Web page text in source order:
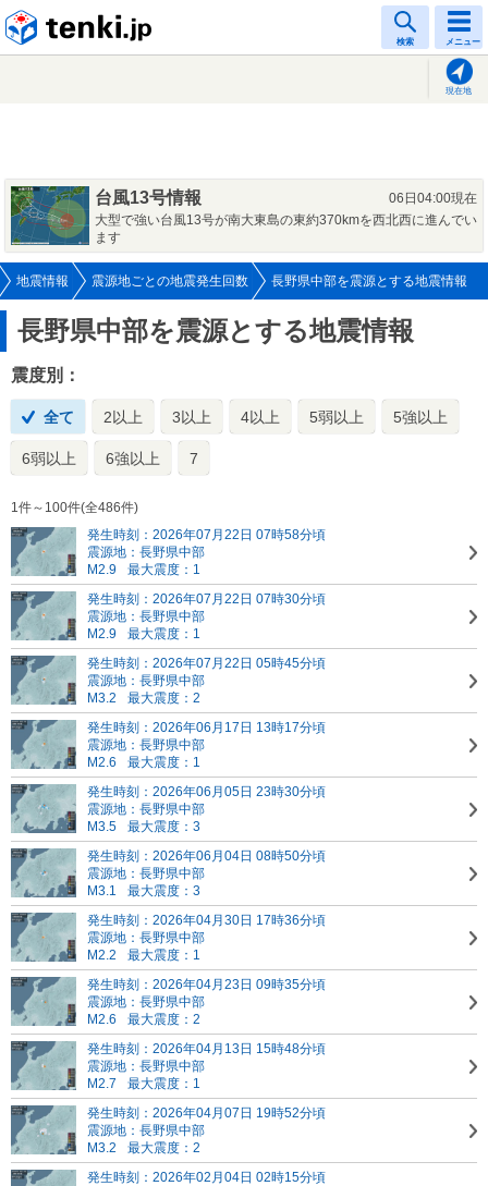
検索 メニュー
現在地
台風13号情報
06日04:00現在
大型で強い台風13号が南大東島の東約370kmを西北西に進んでい
ます
地震情報 震源地ごとの地震発生回数 長野県中部を震源とする地震情報
長野県中部を震源とする地震情報
震度別：
全て 2以上 3以上 4以上 5弱以上 5強以上
6弱以上 6強以上 7
1件～100件(全486件)
発生時刻：2026年07月22日 07時58分頃
震源地：長野県中部
M2.9
最大震度：1
発生時刻：2026年07月22日 07時30分頃
震源地：長野県中部
M2.9
最大震度：1
発生時刻：2026年07月22日 05時45分頃
震源地：長野県中部
M3.2
最大震度：2
発生時刻：2026年06月17日 13時17分頃
震源地：長野県中部
M2.6
最大震度：1
発生時刻：2026年06月05日 23時30分頃
震源地：長野県中部
M3.5
最大震度：3
発生時刻：2026年06月04日 08時50分頃
震源地：長野県中部
M3.1
最大震度：3
発生時刻：2026年04月30日 17時36分頃
震源地：長野県中部
M2.2
最大震度：1
発生時刻：2026年04月23日 09時35分頃
震源地：長野県中部
M2.6
最大震度：2
発生時刻：2026年04月13日 15時48分頃
震源地：長野県中部
M2.7
最大震度：1
発生時刻：2026年04月07日 19時52分頃
震源地：長野県中部
M3.2
最大震度：2
発生時刻：2026年02月04日 02時15分頃